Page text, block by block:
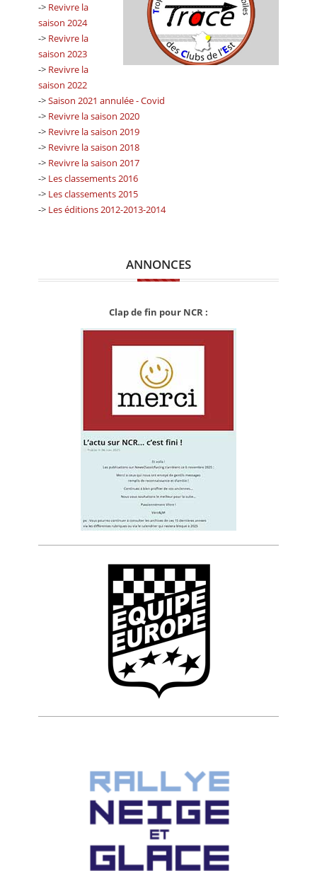
-> Revivre la
saison 2024
-> Revivre la
saison 2023
-> Revivre la
saison 2022
->Saison 2021 annulée - Covid
-> Revivre la saison 2020
-> Revivre la saison 2019
-> Revivre la saison 2018
-> Revivre la saison 2017
-> Les classements 2016
-> Les classements 2015
-> Les éditions 2012-2013-2014
ANNONCES
Clap de fin pour NCR :